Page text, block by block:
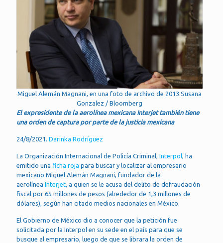
Miguel Alemán Magnani, en una foto de archivo de 2013.Susana
Gonzalez / Bloomberg
El expresidente de la aerolínea mexicana Interjet también tiene
una orden de captura por parte de la justicia mexicana
24/8/2021. Darinka Rodríguez
La Organización Internacional de Policía Criminal, Interpol, ha
emitido una ficha roja para buscar y localizar al empresario
mexicano Miguel Alemán Magnani, fundador de la
aerolínea Interjet, a quien se le acusa del delito de defraudación
fiscal por 65 millones de pesos (alrededor de 1,3 millones de
dólares), según han citado medios nacionales en México.
El Gobierno de México dio a conocer que la petición fue
solicitada por la Interpol en su sede en el país para que se
busque al empresario, luego de que se librara la orden de